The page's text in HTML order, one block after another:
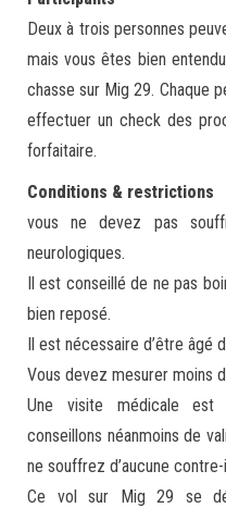
Deux à trois personnes
mais vous êtes bien
chasse sur Mig 29. Chaque
effectuer un check des
forfaitaire.
Conditions & restrictions
vous ne devez pas
neurologiques.
Il est conseillé de ne pas
bien reposé.
Il est nécessaire d’être âgé
Vous devez mesurer moins
Une visite médicale est
conseillons néanmoins de
ne souffrez d’aucune
Ce vol sur Mig 29 se